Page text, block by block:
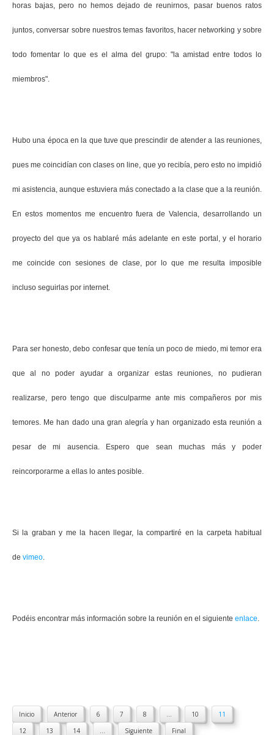
horas bajas, pero no hemos dejado de reunirnos, pasar buenos ratos
juntos, conversar sobre nuestros temas favoritos, hacer networking y sobre
todo fomentar lo que es el alma del grupo: "la amistad entre todos lo
miembros".
Hubo una época en la que tuve que prescindir de atender a las reuniones,
pues me coincidían con clases on line, que yo recibía, pero esto no impidió
mi asistencia, aunque estuviera más conectado a la clase que a la reunión.
En estos momentos me encuentro fuera de Valencia, desarrollando un
proyecto del que ya os hablaré más adelante en este portal, y el horario
me coincide con sesiones de clase, por lo que me resulta imposible
incluso seguirlas por internet.
Para ser honesto, debo confesar que tenía un poco de miedo, mi temor era
que al no poder ayudar a organizar estas reuniones, no pudieran
realizarse, pero tengo que disculparme ante mis compañeros por mis
temores. Me han dado una gran alegría y han organizado esta reunión a
pesar de mi ausencia. Espero que sean muchas más y poder
reincorporarme a ellas lo antes posible.
Si la graban y me la hacen llegar, la compartiré en la carpeta habitual
de vimeo
Podéis encontrar más información sobre la reunión en el siguiente enlace
Inicio Anterior 6 7 8 10
11
12
13 14 Siguiente Final